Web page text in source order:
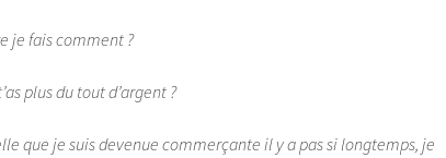
je fais comment ?
plus du tout d’argent ?
que je suis devenue commerçante il y a pas si longtemps, je